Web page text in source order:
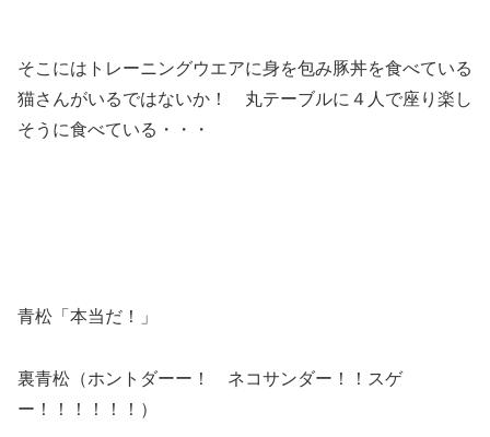
そこにはトレーニングウエアに身を包み豚丼を食べている
猫さんがいるではないか！ 丸テーブルに４人で座り楽し
そうに食べている・・・
青松「本当だ！」
裏青松（ホントダーー！ ネコサンダー！！スゲ
ー！！！！！！）